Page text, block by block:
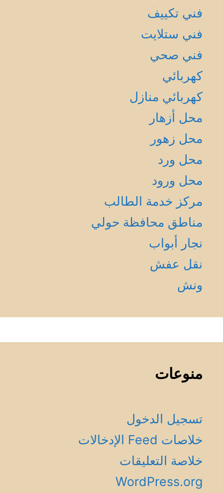
فني تكييف
فني ستلايت
فني صحي
كهربائي
كهربائي منازل
محل أزهار
محل زهور
محل ورد
محل ورود
مركز خدمة الطالب
مناطق محافظة حولي
نجار أبواب
نقل عفش
ونش
منوعات
تسجيل الدخول
خلاصات Feed الإدخالات
خلاصة التعليقات
WordPress.org